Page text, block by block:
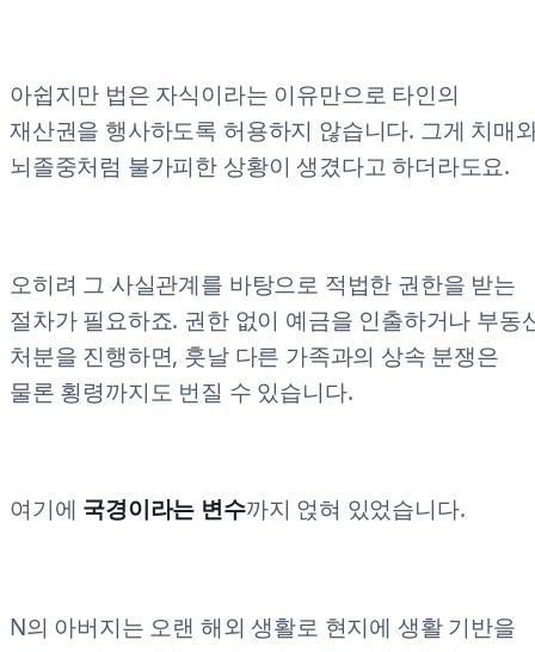
아쉽지만 법은 자식이라는 이유만으로 타인의
재산권을 행사하도록 허용하지 않습니다. 그게 치매
뇌졸중처럼 불가피한 상황이 생겼다고 하더라도요.
오히려 그 사실관계를 바탕으로 적법한 권한을 받는
절차가 필요하죠. 권한 없이 예금을 인출하거나 부동
처분을 진행하면, 훗날 다른 가족과의 상속 분쟁은
물론 횡령까지도 번질 수 있습니다.
여기에 국경이라는 변수까지 얹혀 있었습니다.
N의 아버지는 오랜 해외 생활로 현지에 생활 기반을